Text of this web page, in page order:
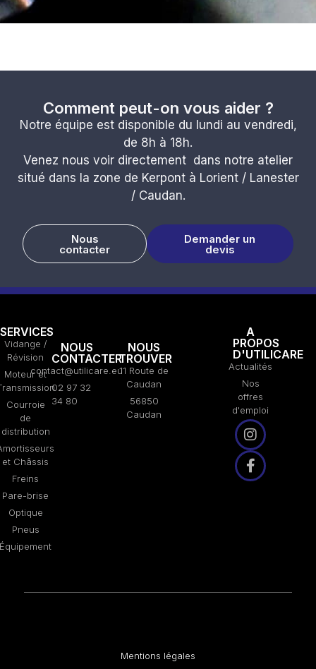
Comment peut-on vous aider ?
Notre équipe est disponible du lundi au vendredi,
de 8h à 18h.
Venez nous voir directement dans notre atelier
situé dans la zone de Kerpont à Lorient / Lanester
/ Caudan.
Nous
contacter
Demander un
devis
SERVICES
Vidange /
Révision
Moteur et
Courroie
de
distribution
et Châssis
Freins
Pare-brise
Optique
Pneus
Équipement
NOUS
CONTACTER
contact@utilicare.eu
02 97 32
34 80
NOUS
TROUVER
11 Route de
Caudan
56850
Caudan
A
PROPOS
D'UTILICARE
Actualités
Nos
offres
d'emploi
Mentions légales